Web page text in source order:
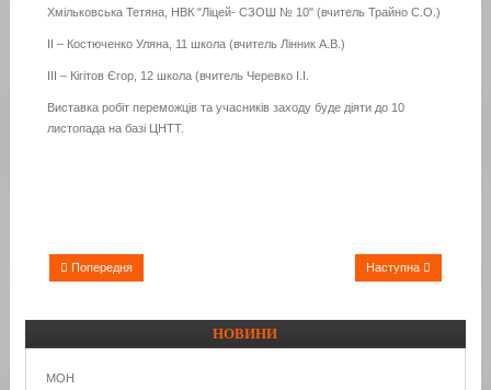
Хмільковська Тетяна, НВК "Ліцей- СЗОШ № 10" (вчитель Трайно С.О.)
ІІ – Костюченко Уляна, 11 школа (вчитель Лінник А.В.)
ІІІ – Кігітов Єгор, 12 школа (вчитель Черевко І.І.
Виставка робіт переможців та учасників заходу буде діяти до 10
листопада на базі ЦНТТ.
Попередня Наступна
НОВИНИ
МОН